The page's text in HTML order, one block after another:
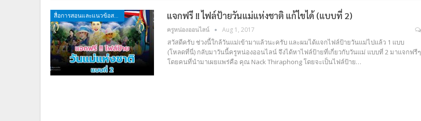
แจกฟรี !! ไฟล์ป้ายวันแม่แห่งชาติ แก้ไขได้ (แบบที่ 2)
ครูหน่องออนไลน์ Aug 1, 2017
สวัสดีครับ ช่วงนี้ใกล้วันแม่เข้ามาแล้วนะครับ และผมได้แจกไฟล์ป้ายวันแม่ไปแล้ว 1 แบบ
(โหลดที่นี่) กลับมาวันนี้ครูหน่องออนไลน์ จึงได้หาไฟล์ป้ายที่เกี่ยวกับวันแม่ แบบที่ 2 มาแจกฟรีๆ
โดยคนที่นำมาเผยแพร่คือ คุณ Nack Thiraphong โดยจะเป็นไฟล์ป้าย…